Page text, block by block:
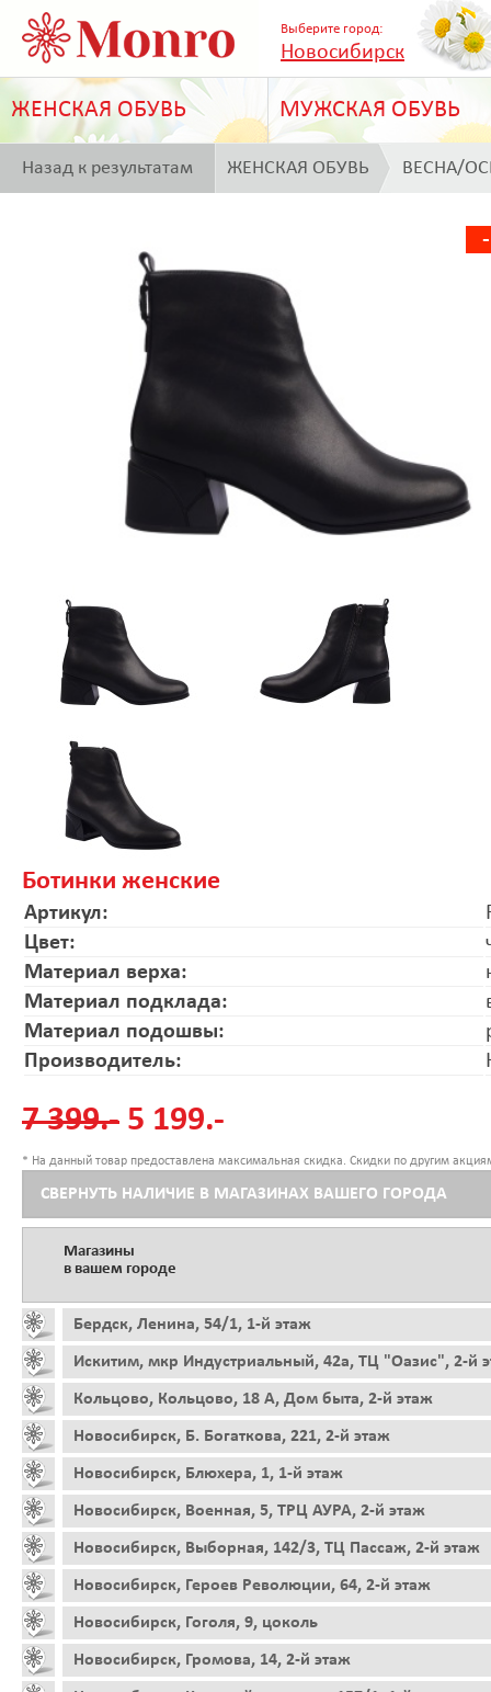
Выберите город:
Новосибирск
ЖЕНСКАЯ ОБУВЬ МУЖСКАЯ ОБУВЬ
Назад к результатам ЖЕНСКАЯ ОБУВЬ ВЕСНА/
Ботинки женские
Артикул:
Цвет:
Материал верха:
Материал подклада:
Материал подошвы:
Производитель:
7 399.- 5 199.-
* На данный товар предоставлена максимальная скидка. Скидки по другим
СВЕРНУТЬ НАЛИЧИЕ В МАГАЗИНАХ ВАШЕГО ГОРОДА
Магазины
в вашем городе
Бердск, Ленина, 54/1, 1-й этаж
Искитим, мкр Индустриальный, 42а, ТЦ "Оазис", 2-й
Кольцово, Кольцово, 18 А, Дом быта, 2-й этаж
Новосибирск, Б. Богаткова, 221, 2-й этаж
Новосибирск, Блюхера, 1, 1-й этаж
Новосибирск, Военная, 5, ТРЦ АУРА, 2-й этаж
Новосибирск, Выборная, 142/3, ТЦ Пассаж, 2-й этаж
Новосибирск, Героев Революции, 64, 2-й этаж
Новосибирск, Гоголя, 9, цоколь
Новосибирск, Громова, 14, 2-й этаж